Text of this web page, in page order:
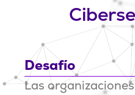
Desafío
Las